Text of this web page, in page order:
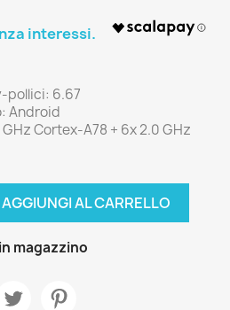
pollici: 6.67
Android
Cortex-A78 + 6x 2.0 GHz
AGGIUNGI AL CARRELLO
magazzino